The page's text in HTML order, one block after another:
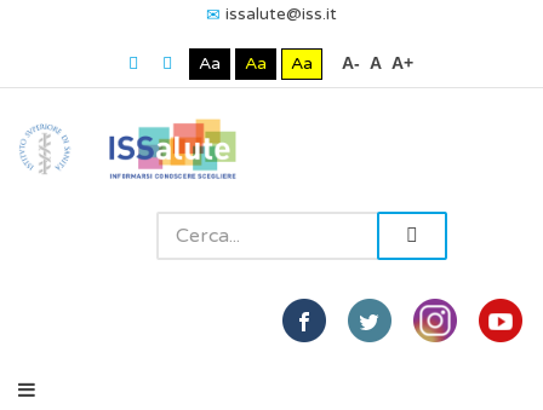
issalute@iss.it
Aa Aa Aa A- A A+